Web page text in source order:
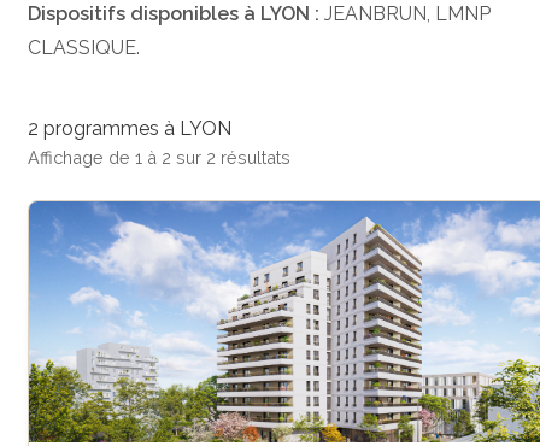
Dispositifs disponibles à LYON : JEANBRUN, LMNP
CLASSIQUE.
2 programmes à LYON
Affichage de 1 à 2 sur 2 résultats